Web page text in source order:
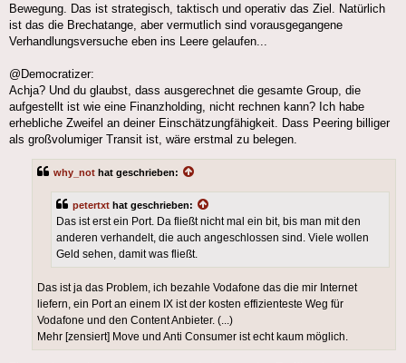
Bewegung. Das ist strategisch, taktisch und operativ das Ziel. Natürlich
ist das die Brechatange, aber vermutlich sind vorausgegangene
Verhandlungsversuche eben ins Leere gelaufen...
@Democratizer:
Achja? Und du glaubst, dass ausgerechnet die gesamte Group, die
aufgestellt ist wie eine Finanzholding, nicht rechnen kann? Ich habe
erhebliche Zweifel an deiner Einschätzungfähigkeit. Dass Peering billiger
als großvolumiger Transit ist, wäre erstmal zu belegen.
why_not hat geschrieben:
petertxt hat geschrieben:
Das ist erst ein Port. Da fließt nicht mal ein bit, bis man mit den
anderen verhandelt, die auch angeschlossen sind. Viele wollen
Geld sehen, damit was fließt.
Das ist ja das Problem, ich bezahle Vodafone das die mir Internet
liefern, ein Port an einem IX ist der kosten effizienteste Weg für
Vodafone und den Content Anbieter. (...)
Mehr [zensiert] Move und Anti Consumer ist echt kaum möglich.